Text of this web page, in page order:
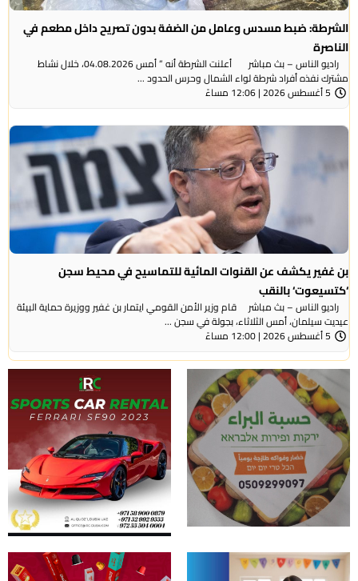
الشرطة: ضبط مسدس وعامل من الضفة بدون تصريح داخل مطعم في
الناصرة
راديو الناس – بث مباشر أعلنت الشرطة أنه ” أمس 04.08.2026، خلال نشاط
مشترك نفذه أفراد شرطة لواء الشمال وحرس الحدود ...
5 أغسطس 2026 | 12:06 مساءً
بن غفير يكشف عن القنوات المائية للتماسيح في محيط سجن
‘كتسيعوت‘ بالنقب
راديو الناس – بث مباشر قام وزير الأمن القومي ايتمار بن غفير ووزيرة حماية البيئة
عيديت سيلمان، أمس الثلاثاء، بجولة في سجن ...
5 أغسطس 2026 | 12:00 مساءً